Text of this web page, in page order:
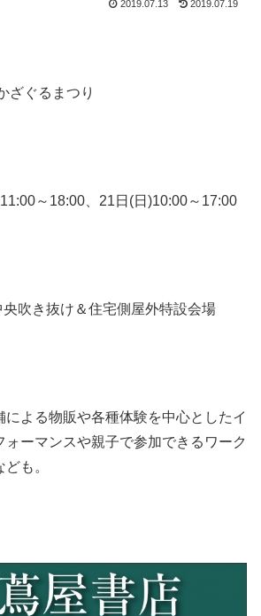
2019.07.13 2019.07.19
ざぐるまつり
～18:00、21日(日)10:00～17:00
吹き抜け＆住宅側屋外特設会場
よる物販や各種体験を中心としたイ
ーマンスや親子で参加できるワーク
も。